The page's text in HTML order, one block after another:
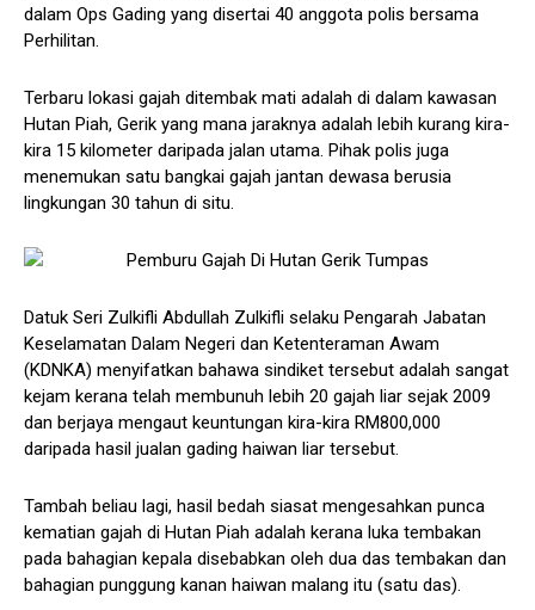
dalam Ops Gading yang disertai 40 anggota polis bersama
Perhilitan.
Terbaru lokasi gajah ditembak mati adalah di dalam kawasan
Hutan Piah, Gerik yang mana jaraknya adalah lebih kurang kira-
kira 15 kilometer daripada jalan utama. Pihak polis juga
menemukan satu bangkai gajah jantan dewasa berusia
lingkungan 30 tahun di situ.
Datuk Seri Zulkifli Abdullah Zulkifli selaku Pengarah Jabatan
Keselamatan Dalam Negeri dan Ketenteraman Awam
(KDNKA) menyifatkan bahawa sindiket tersebut adalah sangat
kejam kerana telah membunuh lebih 20 gajah liar sejak 2009
dan berjaya mengaut keuntungan kira-kira RM800,000
daripada hasil jualan gading haiwan liar tersebut.
Tambah beliau lagi, hasil bedah siasat mengesahkan punca
kematian gajah di Hutan Piah adalah kerana luka tembakan
pada bahagian kepala disebabkan oleh dua das tembakan dan
bahagian punggung kanan haiwan malang itu (satu das).